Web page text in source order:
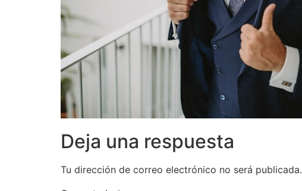
Deja una respuesta
Tu dirección de correo electrónico no será publicada.